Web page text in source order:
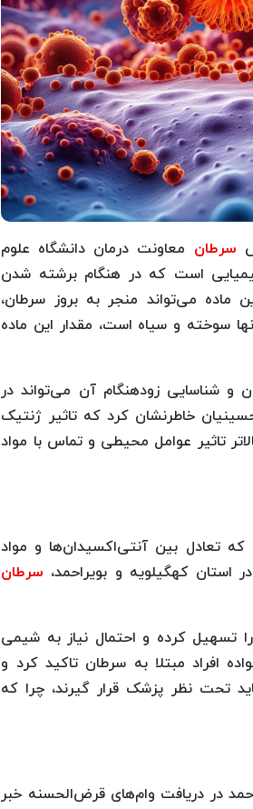
سرطان معاونت درمان دانشگاه علوم
است که در هنگام برشته شدن
می‌تواند منجر به بروز سرطان،
سوخته و سیاه است، مقدار این ماده
و شناسایی زودهنگام آن می‌تواند در
خاطرنشان کرد که تاثیر ژنتیک
تاثیر عوامل محیطی و تماس با مواد
تعادل بین آنتی‌اکسیدان‌ها و مواد
استان کهگیلویه و بویراحمد، سرطان
تسهیل کرده و احتمال نیاز به شیمی
افراد مبتلا به سرطان تاکید کرد و
تحت نظر پزشک قرار گیرند، چرا که
در دریافت وام‌های قرض‌الحسنه خبر